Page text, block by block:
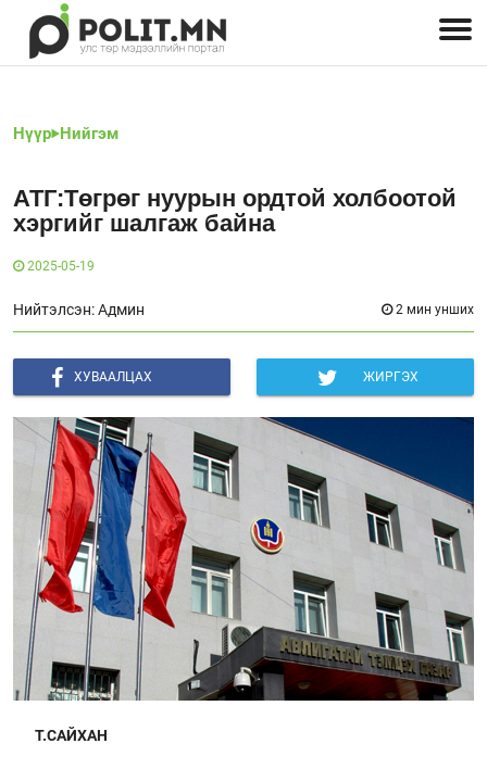
Нүүр Нийгэм
АТГ:Төгрөг нуурын ордтой холбоотой
хэргийг шалгаж байна
2025-05-19
Нийтэлсэн: Админ 2 мин унших
ХУВААЛЦАХ ЖИРГЭХ
Т.САЙХАН